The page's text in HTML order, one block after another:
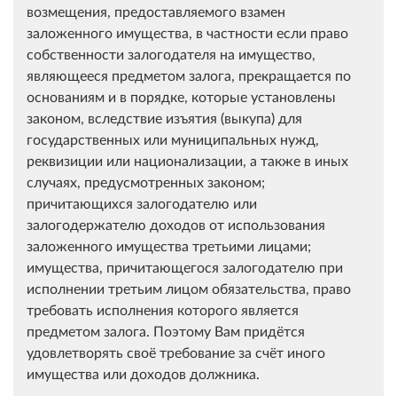
возмещения, предоставляемого взамен
заложенного имущества, в частности если право
собственности залогодателя на имущество,
являющееся предметом залога, прекращается по
основаниям и в порядке, которые установлены
законом, вследствие изъятия (выкупа) для
государственных или муниципальных нужд,
реквизиции или национализации, а также в иных
случаях, предусмотренных законом;
причитающихся залогодателю или
залогодержателю доходов от использования
заложенного имущества третьими лицами;
имущества, причитающегося залогодателю при
исполнении третьим лицом обязательства, право
требовать исполнения которого является
предметом залога. Поэтому Вам придётся
удовлетворять своё требование за счёт иного
имущества или доходов должника.